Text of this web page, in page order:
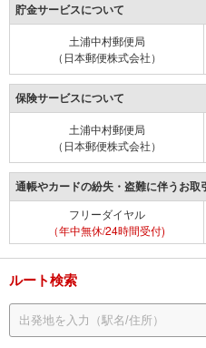
貯金サービスについて
土浦中村郵便局
（日本郵便株式会社）
保険サービスについて
土浦中村郵便局
（日本郵便株式会社）
通帳やカードの紛失・盗難に伴うお取
フリーダイヤル
（年中無休/24時間受付)
ルート検索